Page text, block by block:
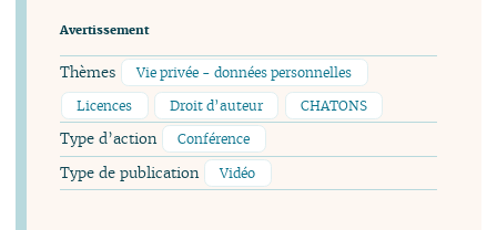
Avertissement
Thèmes
Vie privée - données personnelles
Licences
Droit d’auteur CHATONS
Type d’action Conférence
Type de publication Vidéo